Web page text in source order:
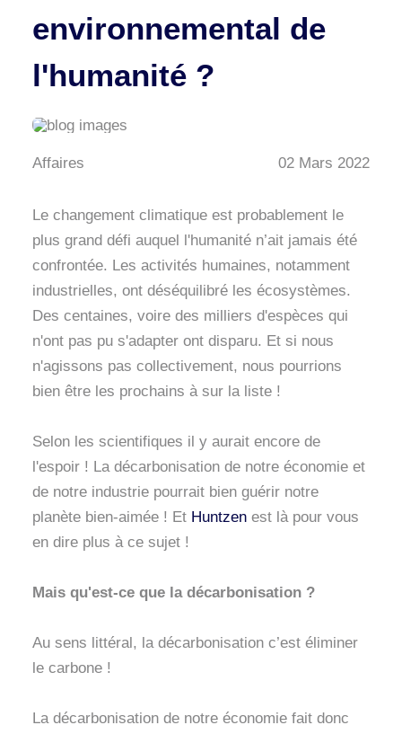
environnemental de
l'humanité ?
Affaires 02 Mars 2022
Le changement climatique est probablement le
plus grand défi auquel l'humanité n’ait jamais été
confrontée. Les activités humaines, notamment
industrielles, ont déséquilibré les écosystèmes.
Des centaines, voire des milliers d'espèces qui
n'ont pas pu s'adapter ont disparu. Et si nous
n'agissons pas collectivement, nous pourrions
bien être les prochains à sur la liste !
Selon les scientifiques il y aurait encore de
l'espoir ! La décarbonisation de notre économie et
de notre industrie pourrait bien guérir notre
planète bien-aimée ! Et Huntzen est là pour vous
en dire plus à ce sujet !
Mais qu'est-ce que la décarbonisation ?
Au sens littéral, la décarbonisation c’est éliminer
le carbone !
La décarbonisation de notre économie fait donc